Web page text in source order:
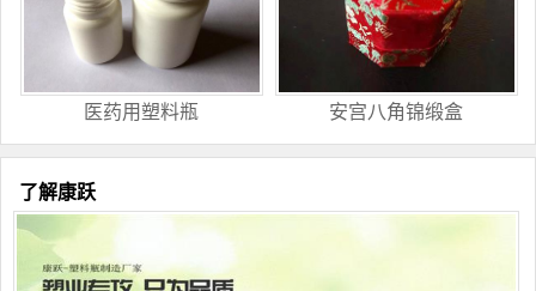
医药用塑料瓶 安宫八角锦缎盒
了解康跃